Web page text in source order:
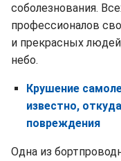
соболезнования.
профессионалов
и прекрасных
небо.
Крушение
известно,
повреждения
Одна из